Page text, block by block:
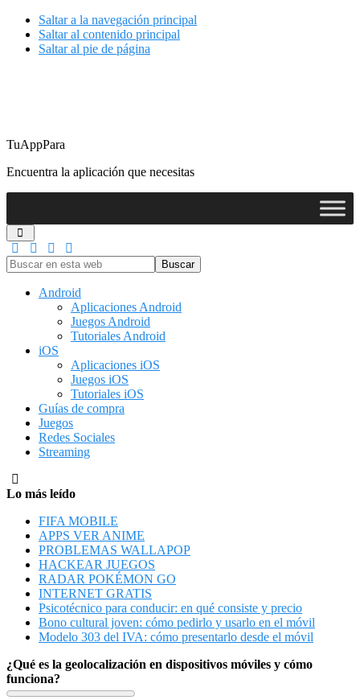
Saltar a la navegación principal
Saltar al contenido principal
Saltar al pie de página
TuAppPara
Encuentra la aplicación que necesitas
Buscar
en
Android
Aplicaciones Android
Juegos Android
Tutoriales Android
iOS
Aplicaciones iOS
Juegos iOS
Tutoriales iOS
Guías de compra
Juegos
Redes Sociales
Streaming
Lo más leído
FIFA MOBILE
APPS VER ANIME
PROBLEMAS WALLAPOP
HACKEAR JUEGOS
RADAR POKÉMON GO
INTERNET GRATIS
Psicotécnico para conducir: en qué consiste y precio
Bono cultural joven: cómo pedirlo y usarlo en el móvil
Modelo 303 del IVA: cómo presentarlo desde el móvil
¿Qué es la geolocalización en dispositivos móviles y cómo
funciona?